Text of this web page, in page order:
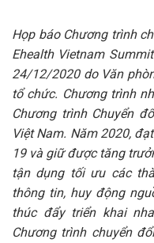
Họp báo Chương trình
Ehealth Vietnam
24/12/2020 do Văn
tổ chức. Chương trình
Chương trình Chuyển
Việt Nam. Năm 2020,
19 và giữ được tăng
tận dụng tối ưu các
thông tin, huy động
thúc đẩy triển khai
Chương trình chuyển